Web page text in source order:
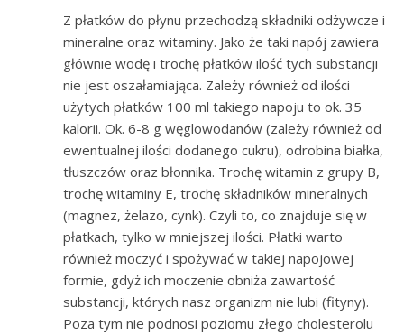
Z płatków do płynu przechodzą składniki odżywcze i
mineralne oraz witaminy. Jako że taki napój zawiera
głównie wodę i trochę płatków ilość tych substancji
nie jest oszałamiająca. Zależy również od ilości
użytych płatków 100 ml takiego napoju to ok. 35
kalorii. Ok. 6-8 g węglowodanów (zależy również od
ewentualnej ilości dodanego cukru), odrobina białka,
tłuszczów oraz błonnika. Trochę witamin z grupy B,
trochę witaminy E, trochę składników mineralnych
(magnez, żelazo, cynk). Czyli to, co znajduje się w
płatkach, tylko w mniejszej ilości. Płatki warto
również moczyć i spożywać w takiej napojowej
formie, gdyż ich moczenie obniża zawartość
substancji, których nasz organizm nie lubi (fityny).
Poza tym nie podnosi poziomu złego cholesterolu